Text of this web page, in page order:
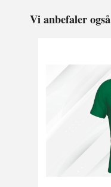
Vi anbefaler også